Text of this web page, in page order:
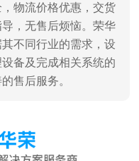
物流价格优惠，交货
，无售后烦恼。荣华
不同行业的需求，设
备及完成相关系统的
售后服务。